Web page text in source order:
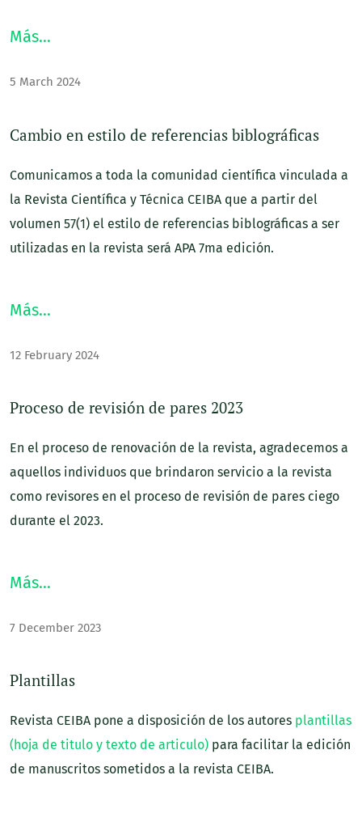
Más…
5 March 2024
Cambio en estilo de referencias biblográficas
Comunicamos a toda la comunidad científica vinculada a
la Revista Científica y Técnica CEIBA que a partir del
volumen 57(1) el estilo de referencias biblográficas a ser
utilizadas en la revista será APA 7ma edición.
Más…
12 February 2024
Proceso de revisión de pares 2023
En el proceso de renovación de la revista, agradecemos a
aquellos individuos que brindaron servicio a la revista
como revisores en el proceso de revisión de pares ciego
durante el 2023.
Más…
7 December 2023
Plantillas
Revista CEIBA pone a disposición de los autores plantillas
(hoja de titulo y texto de articulo) para facilitar la edición
de manuscritos sometidos a la revista CEIBA.